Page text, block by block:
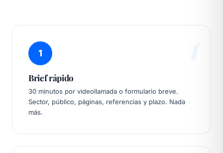
1
Brief rápido
30 minutos por videollamada o formulario breve.
Sector, público, páginas, referencias y plazo. Nada
más.